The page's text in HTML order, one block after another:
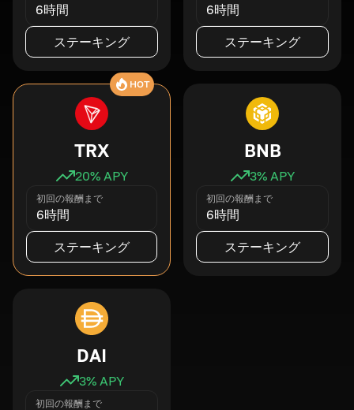
6時間
ステーキング
6時間
ステーキング
HOT
TRX
20% APY
初回の報酬まで
6時間
ステーキング
BNB
3% APY
初回の報酬まで
6時間
ステーキング
DAI
3% APY
初回の報酬まで